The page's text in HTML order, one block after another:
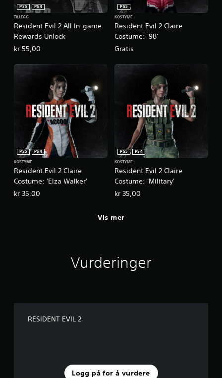
Resident Evil 2 All In-game
Rewards Unlock
PS5
PS4
TILLEGG
kr 55,00
Resident Evil 2 Claire
Costume: '98'
PS5
KOSTYME
Gratis
Resident Evil 2 Claire
Costume: 'Elza Walker'
PS5
PS4
KOSTYME
kr 35,00
Resident Evil 2 Claire
Costume: 'Military'
PS5
PS4
KOSTYME
kr 35,00
Vis mer
Vurderinger
RESIDENT EVIL 2
Logg på for å vurdere